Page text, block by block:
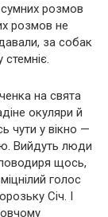
розмов
розмов не
за собак
на свята
окуляри й
чути у вікно —
Вийдуть люди
щось,
голос
Січ. І